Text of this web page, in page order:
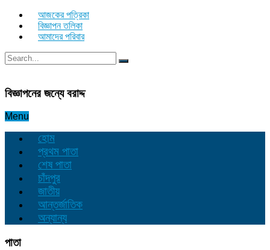
আজকের পত্রিকা
বিজ্ঞাপন তলিকা
আমাদের পরিবার
বিজ্ঞাপনের জন্যে বরাদ্দ
Menu
হোম
প্রথম পাতা
শেষ পাতা
চাঁদপুর
জাতীয়
আন্তর্জাতিক
অন্যান্য
পাতা